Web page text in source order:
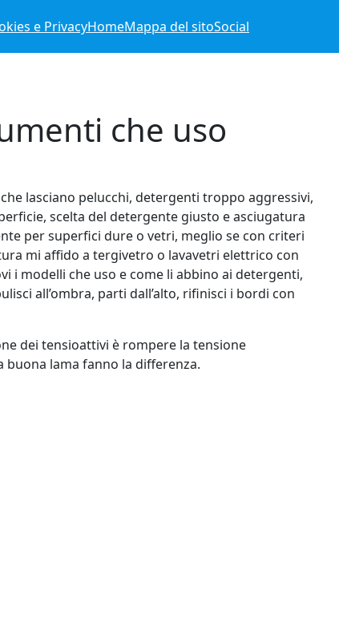
e PrivacyHomeMappa del sitoSocial
che uso
lasciano pelucchi, detergenti troppo aggressivi,
scelta del detergente giusto e asciugatura
per superfici dure o vetri, meglio se con criteri
mi affido a tergivetro o lavavetri elettrico con
i modelli che uso e come li abbino ai detergenti,
all’ombra, parti dall’alto, rifinisci i bordi con
dei tensioattivi è rompere la tensione
buona lama fanno la differenza.